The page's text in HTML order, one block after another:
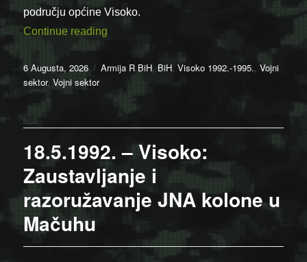
području općine Visoko.
Continue reading
Posted
on
6 Augusta, 2026 Categories
Armija R BiH, BiH,Visoko 1992.-1995.,Vojni
sektor,Vojni sektor
18.5.1992. – Visoko:
Zaustavljanje i
razoružavanje JNA kolone u
Mačuhu